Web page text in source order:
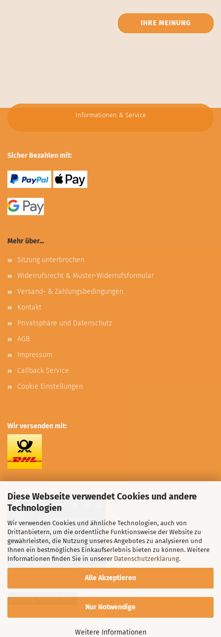
Diese Webseite verwendet Cookies und andere
Technologien
Wir verwenden Cookies und ähnliche Technologien, auch von
Drittanbietern, um die ordentliche Funktionsweise der Website zu
gewährleisten, die Nutzung unseres Angebotes zu analysieren und
Ihnen ein bestmögliches Einkaufserlebnis bieten zu können. Weitere
Informationen finden Sie in unserer Datenschutzerklärung.
Alle Akzeptieren
Nur Notwendige
Weitere Informationen
IHRE MEINUNG
Informationen & Service
Sicher Bezahlen mit:
Mehr über...
Sitzung unterbrochen
Widerrufsrecht & Muster-Widerrufsformular
Versand- & Zahlungsbedingungen
Kontakt
Privatsphäre und Datenschutz
AGB
Impressum
Callback Service
Cookie Einstellungen
Wir versenden mit:
Instagram:
Vertrag widerrufen